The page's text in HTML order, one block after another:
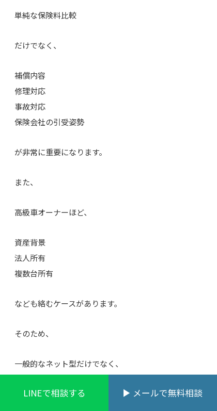
単純な保険料比較
だけでなく、
補償内容
修理対応
事故対応
保険会社の引受姿勢
が非常に重要になります。
また、
高級車オーナーほど、
資産背景
法人所有
複数台所有
なども絡むケースがあります。
そのため、
一般的なネット型だけでなく、
高級車対応に慣れた保険設計
LINEで相談する メールで無料相談